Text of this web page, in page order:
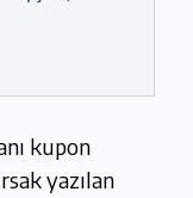
kupon
yazılan